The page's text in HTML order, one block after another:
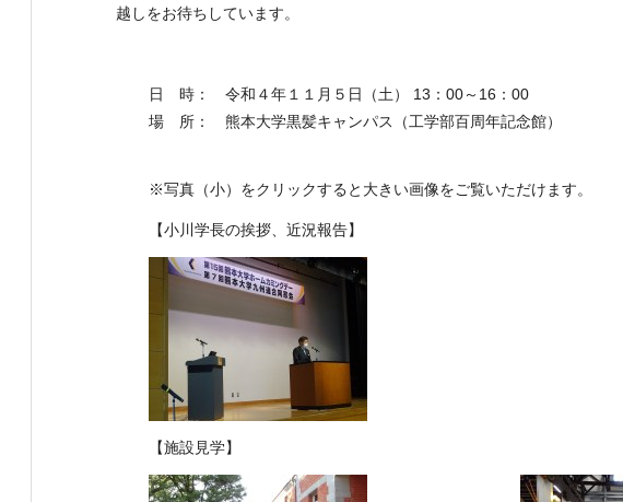
越しをお待ちしています。
日 時： 令和４年１１月５日（土） 13 ：00～ 16 ：00
場 所： 熊本大学黒髪キャンパス（工学部百周年記念館）
※写真（小）をクリックすると大きい画像をご覧いただけます。
【小川学長の挨拶、近況報告】
【施設見学】